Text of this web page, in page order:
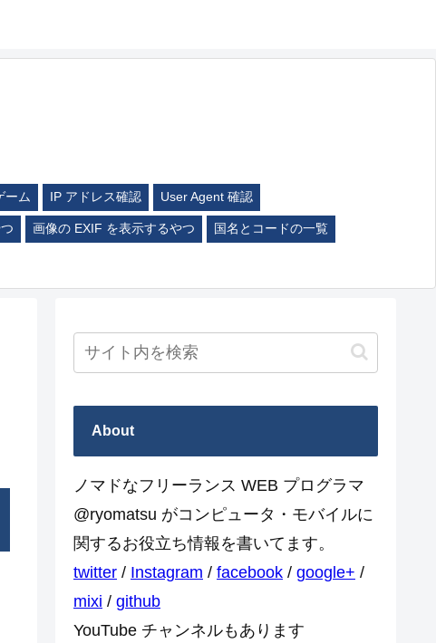
ーム IP アドレス確認 User Agent 確認
画像の EXIF を表示するやつ 国名とコードの一覧
About
ノマドなフリーランス WEB プログラマ
@ryomatsu がコンピュータ・モバイルに
関するお役立ち情報を書いてます。
twitter / Instagram / facebook / google+ /
mixi / github
YouTube チャンネルもあります